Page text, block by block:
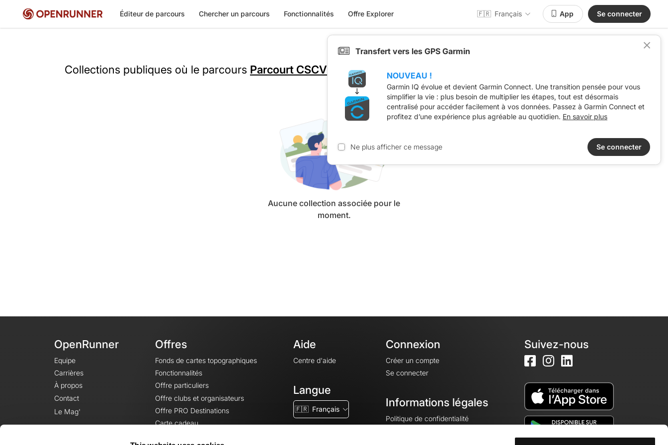
Éditeur de parcours Chercher un parcours Fonctionnalités Offre Explorer 🇫🇷 Français App Se connecter
Collections publiques où le parcours Parcourt CSCV 93 A1 6.6kmest présent
Aucune collection associée pour le
moment.
OpenRunner
Equipe
Carrières
À propos
Contact
Le Mag'
Offres
Fonds de cartes topographiques
Fonctionnalités
Offre particuliers
Offre clubs et organisateurs
Offre PRO Destinations
Carte cadeau
Aide
Centre d'aide
Langue
🇫🇷 Français
Connexion
Créer un compte
Se connecter
Informations légales
Politique de confidentialité
Suivez-nous
Transfert vers les GPS Garmin
NOUVEAU !
Garmin IQ évolue et devient Garmin Connect. Une transition pensée pour vous
simplifier la vie : plus besoin de multiplier les étapes, tout est désormais
centralisé pour accéder facilement à vos données. Passez à Garmin Connect et
profitez d’une expérience plus agréable au quotidien. En savoir plus
Ne plus afficher ce message Se connecter